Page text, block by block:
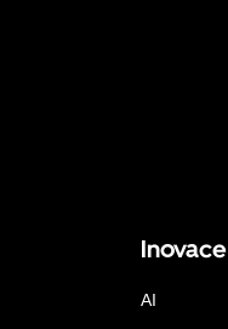
Inovace
AI